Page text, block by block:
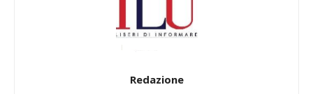
Redazione